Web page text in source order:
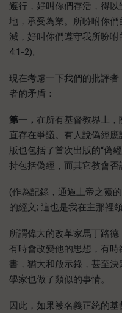
遵行，好叫你們存活，得
地，承受為業。所吩咐你
減，好叫你們遵守我所吩
4:1-2)。
現在考慮一下我們的批評
者的矛盾：
第一， 在所有基督教界上
直存在爭議。有人說偽經
版也包括了首次出版的“偽
持包括偽經，而其它教會否
(作為記錄，通過上帝之靈
的經文; 這也是我在主那裡領
所謂偉大的改革家馬丁路德
有時會改變他的思想，有
書，猶大和啟示錄，甚至
學家也做了類似的事情。
因此，如果被名義正統的